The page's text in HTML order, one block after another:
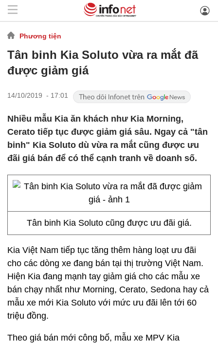
Phương tiện
Tân binh Kia Soluto vừa ra mắt đã
được giảm giá
14/10/2019 - 17:01
Nhiều mẫu Kia ăn khách như Kia Morning,
Cerato tiếp tục được giảm giá sâu. Ngay cả "tân
binh" Kia Soluto dù vừa ra mắt cũng được ưu
đãi giá bán để có thể cạnh tranh về doanh số.
Tân binh Kia Soluto cũng được ưu đãi giá.
Kia Việt Nam tiếp tục tăng thêm hàng loạt ưu đãi
cho các dòng xe đang bán tại thị trường Việt Nam.
Hiện Kia đang mạnh tay giảm giá cho các mẫu xe
bán chạy nhất như Morning, Cerato, Sedona hay cả
mẫu xe mới Kia Soluto với mức ưu đãi lên tới 60
triệu đồng.
Theo giá bán mới công bố, mẫu xe MPV Kia